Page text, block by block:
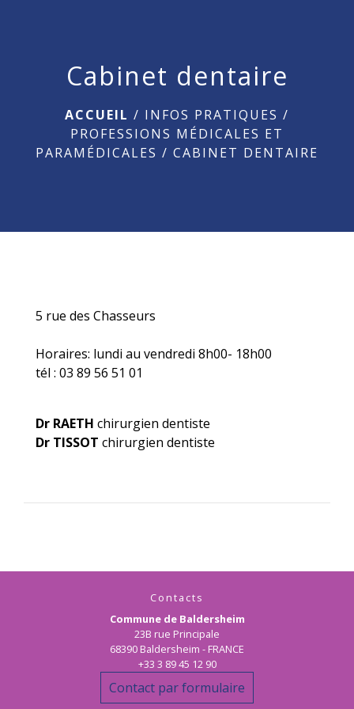
Cabinet dentaire
ACCUEIL / INFOS PRATIQUES /
PROFESSIONS MÉDICALES ET
PARAMÉDICALES / CABINET DENTAIRE
5 rue des Chasseurs
Horaires: lundi au vendredi 8h00- 18h00
tél : 03 89 56 51 01
Dr RAETH chirurgien dentiste
Dr TISSOT ​​​​​​​chirurgien dentiste
Contacts
Commune de Baldersheim
23B rue Principale
68390 Baldersheim - FRANCE
+33 3 89 45 12 90
Contact par formulaire